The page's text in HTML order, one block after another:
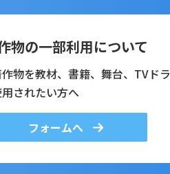
物の一部利用について
物を教材、書籍、舞台、TVドラ
されたい方へ
フォームへ